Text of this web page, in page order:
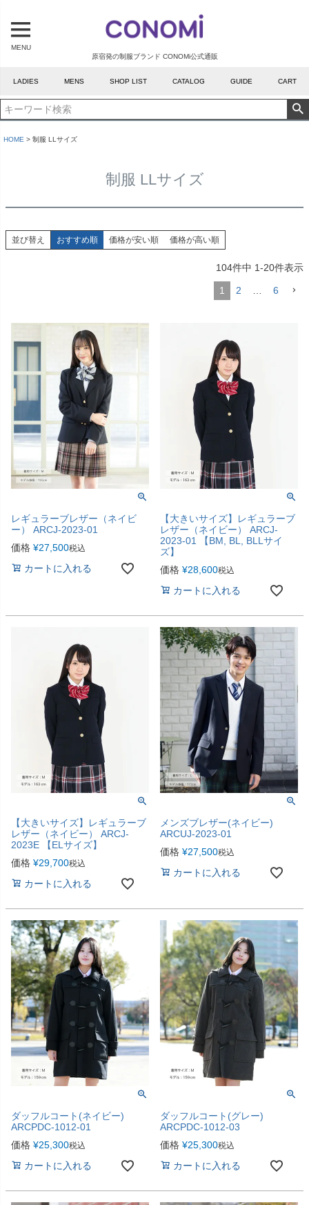
原宿発の制服ブランド CONOMi公式通販
MENU
LADIES MENS SHOP LIST CATALOG GUIDE CART
HOME 制服 LLサイズ
制服 LLサイズ
並び替え おすすめ順 価格が安い順 価格が高い順
104件中 1-20件表示
1 2 … 6
レギュラーブレザー（ネイビ
ー） ARCJ-2023-01
価格 ¥27,500税込
カートに入れる
【大きいサイズ】レギュラーブ
レザー（ネイビー） ARCJ-
2023-01 【BM, BL, BLLサイ
ズ】
価格 ¥28,600税込
カートに入れる
【大きいサイズ】レギュラーブ
レザー（ネイビー） ARCJ-
2023E 【ELサイズ】
価格 ¥29,700税込
カートに入れる
メンズブレザー(ネイビー)
ARCUJ-2023-01
価格 ¥27,500税込
カートに入れる
ダッフルコート(ネイビー)
ARCPDC-1012-01
価格 ¥25,300税込
カートに入れる
ダッフルコート(グレー)
ARCPDC-1012-03
価格 ¥25,300税込
カートに入れる